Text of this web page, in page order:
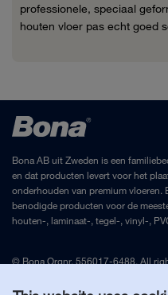
professionele, speciaal
houten vloer pas echt goed
Bona AB uit Zweden is een
en dat producten levert voor het
onderhouden van premium
benodigde producten voor de
houten-, laminaat-, tegel-, vinyl-,
© Bona Orgnr. 556017-6488. All